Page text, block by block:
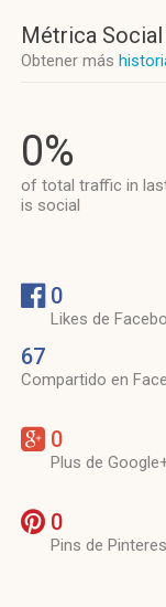
Métrica Social
Obtener más
0%
of total traffic in
is social
0
Likes de
67
Compartido en
0
Plus de
0
Pins de